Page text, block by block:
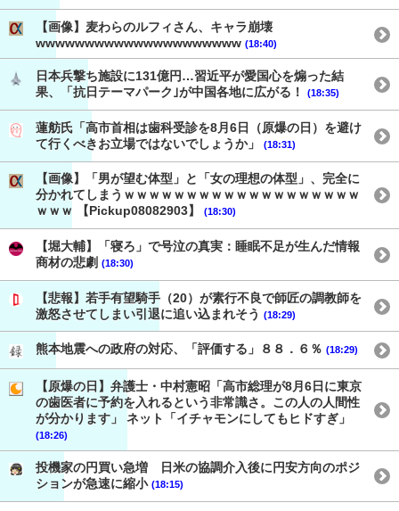
【画像】麦わらのルフィさん、キャラ崩壊
wwwwwwwwwwwwwwwwwwwww (18:40)
日本兵撃ち施設に131億円…習近平が愛国心を煽った結
果、「抗日テーマパーク｣が中国各地に広がる！
(18:35)
蓮舫氏「高市首相は歯科受診を8月6日（原爆の日）を避け
て行くべきお立場ではないでしょうか」
(18:31)
【画像】「男が望む体型」と「女の理想の体型」、完全に
分かれてしまうｗｗｗｗｗｗｗｗｗｗｗｗｗｗｗｗｗｗｗ
ｗｗｗ 【Pickup08082903】
(18:30)
【堀大輔】「寝ろ」で号泣の真実：睡眠不足が生んだ情報
商材の悲劇 (18:30)
【悲報】若手有望騎手（20）が素行不良で師匠の調教師を
激怒させてしまい引退に追い込まれそう (18:29)
熊本地震への政府の対応、「評価する」８８．６％ (18:29)
【原爆の日】弁護士・中村憲昭「高市総理が8月6日に東京
の歯医者に予約を入れるという非常識さ。この人の人間性
が分かります」 ネット「イチャモンにしてもヒドすぎ」
(18:26)
投機家の円買い急増 日米の協調介入後に円安方向のポジ
ションが急速に縮小 (18:15)